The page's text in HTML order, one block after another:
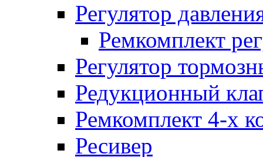
Регулятор
Ремкомплект
Регулятор
Редукционный
Ремкомплект 4-х
Ресивер